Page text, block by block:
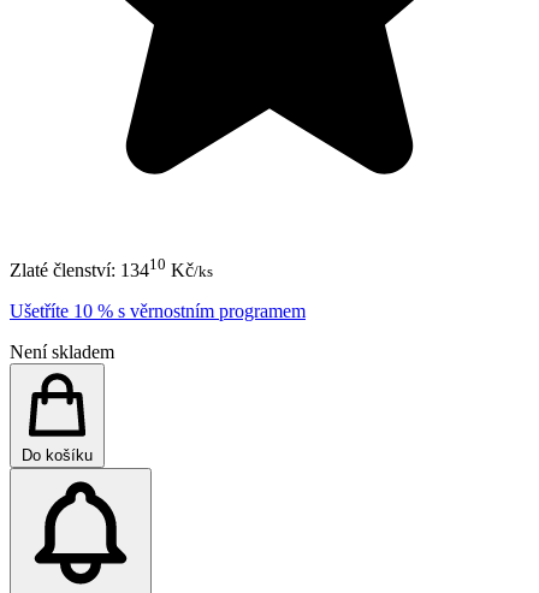
Zlaté členství: 13410 Kč/ks
Ušetříte 10 % s věrnostním programem
Není skladem
Do košíku